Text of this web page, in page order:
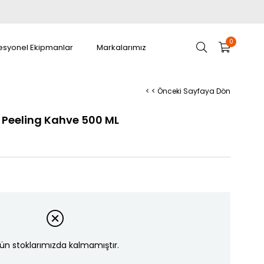
0
Ekipmanlar Markalarımız
< < Önceki Sayfaya Dön
Kahve 500 ML
stoklarımızda kalmamıştır.